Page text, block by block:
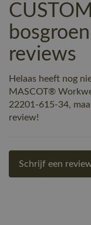
reviews
Helaas heeft nog
MASCOT®
22201-615-34,
review!
Schrijf een